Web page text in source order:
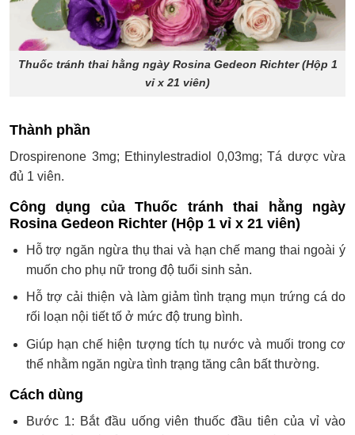
Thuốc tránh thai hằng ngày Rosina Gedeon Richter (Hộp 1
vỉ x 21 viên)
Thành phần
Drospirenone 3mg; Ethinylestradiol 0,03mg; Tá dược vừa
đủ 1 viên.
Công dụng của Thuốc tránh thai hằng ngày
Rosina Gedeon Richter (Hộp 1 vỉ x 21 viên)
Hỗ trợ ngăn ngừa thụ thai và hạn chế mang thai ngoài ý
muốn cho phụ nữ trong độ tuổi sinh sản.
Hỗ trợ cải thiện và làm giảm tình trạng mụn trứng cá do
rối loạn nội tiết tố ở mức độ trung bình.
Giúp hạn chế hiện tượng tích tụ nước và muối trong cơ
thể nhằm ngăn ngừa tình trạng tăng cân bất thường.
Cách dùng
Bước 1: Bắt đầu uống viên thuốc đầu tiên của vỉ vào